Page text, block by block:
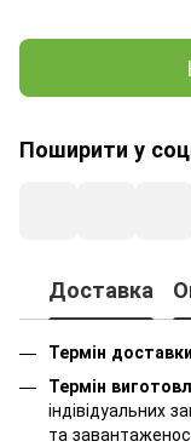
Поширити у
Доставка
Термін
Термін
індівідуальних
та